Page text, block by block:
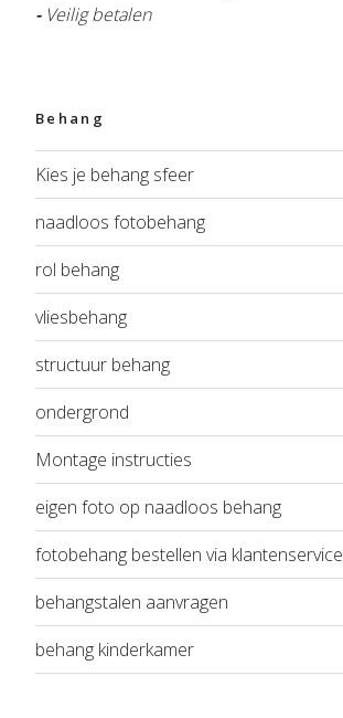
- Veilig betalen
Behang
Kies je behang sfeer
naadloos fotobehang
rol behang
vliesbehang
structuur behang
ondergrond
Montage instructies
eigen foto op naadloos behang
fotobehang bestellen via klantenservice
behangstalen aanvragen
behang kinderkamer